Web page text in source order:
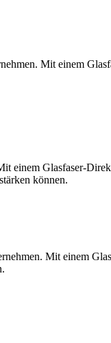
Mit einem
einem Glasfaser-
können.
Mit einem